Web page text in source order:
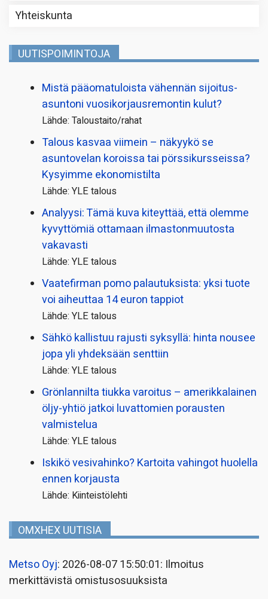
Yhteiskunta
UUTISPOIMINTOJA
Mistä pääoma­tuloista vähennän sijoitus­
asuntoni vuosikorjaus­remontin kulut?
Lähde: Taloustaito/rahat
Talous kasvaa viimein – näkyykö se
asuntovelan koroissa tai pörssi­kursseissa?
Kysyimme ekonomistilta
Lähde: YLE talous
Analyysi: Tämä kuva kiteyttää, että olemme
kyvyttömiä ottamaan ilmaston­muutosta
vakavasti
Lähde: YLE talous
Vaatefirman pomo palautuksista: yksi tuote
voi aiheuttaa 14 euron tappiot
Lähde: YLE talous
Sähkö kallistuu rajusti syksyllä: hinta nousee
jopa yli yhdeksään senttiin
Lähde: YLE talous
Grönlannilta tiukka varoitus – amerikkalainen
öljy-yhtiö jatkoi luvattomien porausten
valmistelua
Lähde: YLE talous
Iskikö vesivahinko? Kartoita vahingot huolella
ennen korjausta
Lähde: Kiinteistölehti
OMXHEX UUTISIA
Metso Oyj: 2026-08-07 15:50:01: Ilmoitus
merkittävistä omistusosuuksista